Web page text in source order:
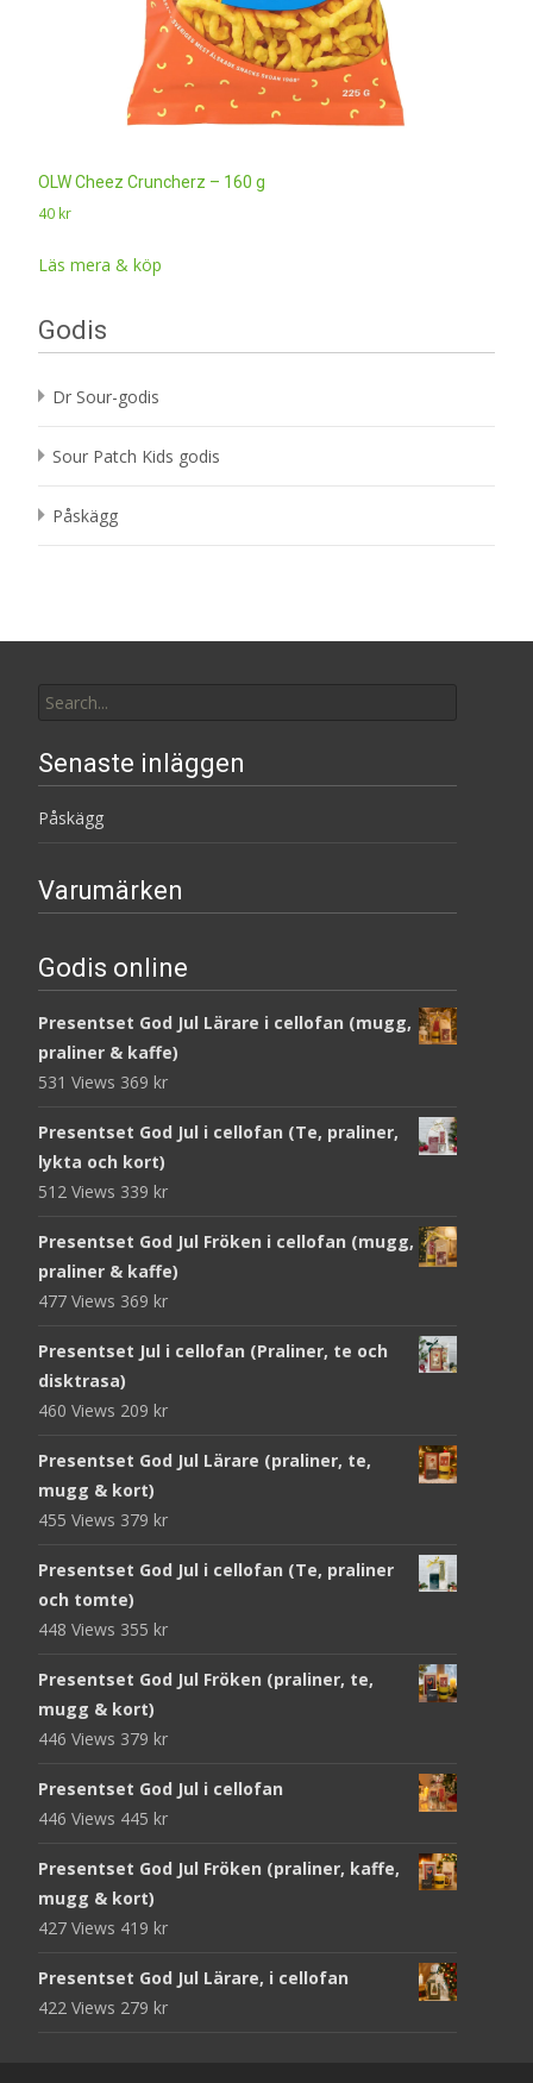
OLW Cheez Cruncherz – 160 g
40 kr
Läs mera & köp
Godis
Dr Sour-godis
Sour Patch Kids godis
Påskägg
for:
Senaste inläggen
Påskägg
Varumärken
Godis online
Presentset God Jul Lärare i cellofan (mugg,
praliner & kaffe)
531 Views 369 kr
Presentset God Jul i cellofan (Te, praliner,
lykta och kort)
512 Views 339 kr
Presentset God Jul Fröken i cellofan (mugg,
praliner & kaffe)
477 Views 369 kr
Presentset Jul i cellofan (Praliner, te och
disktrasa)
460 Views 209 kr
Presentset God Jul Lärare (praliner, te,
mugg & kort)
455 Views 379 kr
Presentset God Jul i cellofan (Te, praliner
och tomte)
448 Views 355 kr
Presentset God Jul Fröken (praliner, te,
mugg & kort)
446 Views 379 kr
Presentset God Jul i cellofan
446 Views 445 kr
Presentset God Jul Fröken (praliner, kaffe,
mugg & kort)
427 Views 419 kr
Presentset God Jul Lärare, i cellofan
422 Views 279 kr